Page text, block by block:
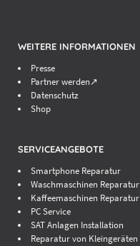
WEITERE INFORMATIONEN
Presse
Partner werden↗
Datenschutz
Shop
SERVICEANGEBOTE
Smartphone Reparatur
Waschmaschinen Reparatur
Kaffeemaschinen Reparatur
PC Service
SAT Anlagen Installation
Reparatur von Kleingeräten